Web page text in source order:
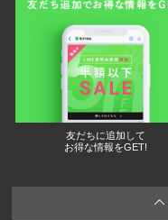
友だちに追加して
お得な情報をGET!